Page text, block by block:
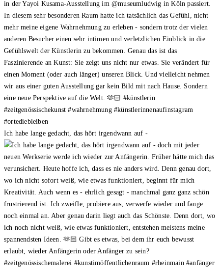
Ich habe lange gedacht, das hört irgendwann auf -